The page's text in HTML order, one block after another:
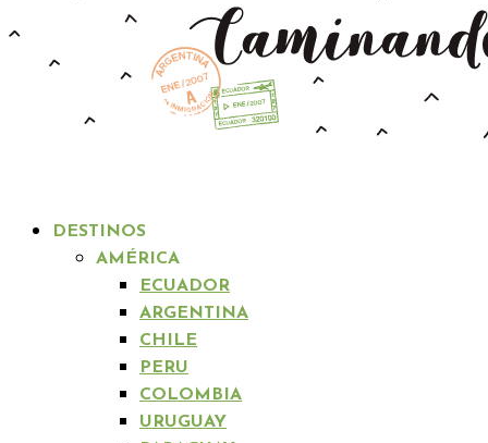
DESTINOS
AMÉRICA
ECUADOR
ARGENTINA
CHILE
PERU
COLOMBIA
URUGUAY